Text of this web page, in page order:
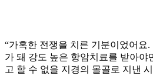
“가혹한 전쟁을 치른 기분이었어요.
가 돼 강도 높은 항암치료를 받아야
고 할 수 없을 지경의 몰골로 지낸